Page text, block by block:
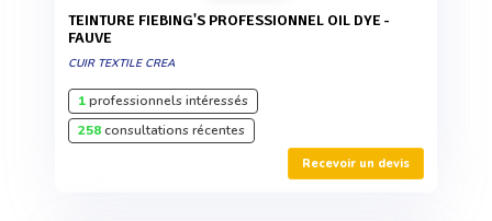
TEINTURE FIEBING'S PROFESSIONNEL OIL DYE -
FAUVE
CUIR TEXTILE CREA
1professionnels intéressés
258consultations récentes
Recevoir un devis